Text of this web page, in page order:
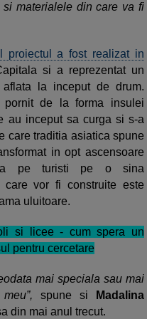
materialele din care va fi
proiectul a fost realizat in
si a reprezentat un
la inceput de drum.
pornit de la forma
insulei
au inceput sa curga si s-a
care traditia asiatica spune
in opt ascensoare
pe turisti pe o sina
care vor fi construite este
uluitoare.
si licee - cum spera un
pentru cercetare
mai speciala sau mai
spune si
Madalina
din mai anul trecut.